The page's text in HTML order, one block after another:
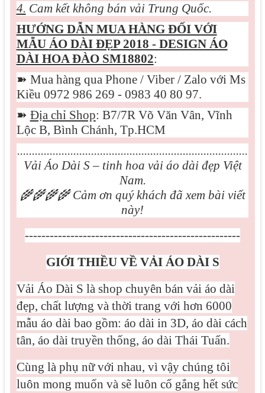
4. Cam kết không bán vải Trung Quốc.
HƯỚNG DẪN MUA HÀNG ĐỐI VỚI
MẪU ÁO DÀI ĐẸP 2018 - DESIGN ÁO
DÀI HOA ĐÀO SM18802:
➽ Mua hàng qua Phone / Viber / Zalo với Ms
Kiều 0972 986 269 - 0983 40 80 97.
➽ Địa chỉ Shop: B7/7R Võ Văn Vân, Vĩnh
Lộc B, Bình Chánh, Tp.HCM
..............................................................................
Vải Áo Dài S – tinh hoa vải áo dài đẹp Việt
Nam.
🌾🌾🌾🌾Cảm ơn quý khách đã xem bài viết
này!
----------------------------------------------------
GIỚI THIỀU VỀ VẢI ÁO DÀI S
Vải Áo Dài S là shop chuyên bán vải áo dài
đẹp, chất lượng và thời trang với hơn 6000
mẫu áo dài bao gồm: áo dài in 3D, áo dài cách
tân, áo dài truyền thống, áo dài Thái Tuấn.
Cùng là phụ nữ với nhau, vì vậy chúng tôi
luôn mong muốn và sẽ luôn cố gắng hết sức